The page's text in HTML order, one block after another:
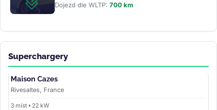
Dojezd dle WLTP: 700 km
Superchargery
Maison Cazes
Rivesaltes, France
3 míst • 22 kW